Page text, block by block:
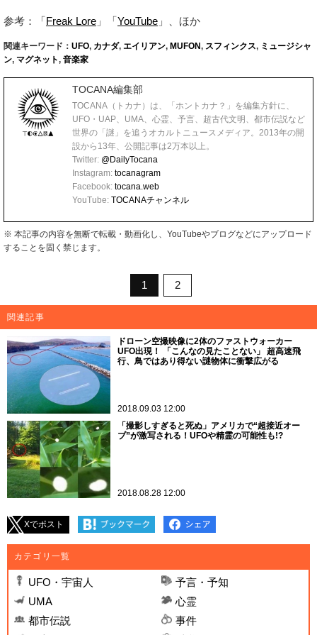
参考：「Freak Lore 」「YouTube 」、ほか
関連キーワード： UFO, カナダ, エイリアン, MUFON, スフィンクス, ミュージシャ
ン, マグネット, 音楽家
TOCANA編集部
TOCANA（トカナ）は、「ホントカナ？」を編集方針に、
UFO・UAP、UMA、心霊、予言、超古代文明、都市伝説など
世界の「謎」を追うオカルトニュースメディア。2013年の開
設から13年、公開記事は2万本以上。
Twitter: @DailyTocana
Instagram: tocanagram
Facebook: tocana.web
YouTube: TOCANAチャンネル
※ 本記事の内容を無断で転載・動画化し、YouTubeやブログなどにアップロード
することを固く禁じます。
1 2
関連記事
ドローン空撮映像に2体のファストウォーカー
UFO出現！ 「こんなの見たことない」 超高速飛
行、鳥ではあり得ない謎物体に衝撃広がる
2018.09.03 12:00
「撮影しすぎると死ぬ」アメリカで“超接近オー
ブ”が激写される！UFOや精霊の可能性も!?
2018.08.28 12:00
Xでポスト
カテゴリ一覧
UFO・宇宙人
予言・予知
UMA
心霊
都市伝説
事件